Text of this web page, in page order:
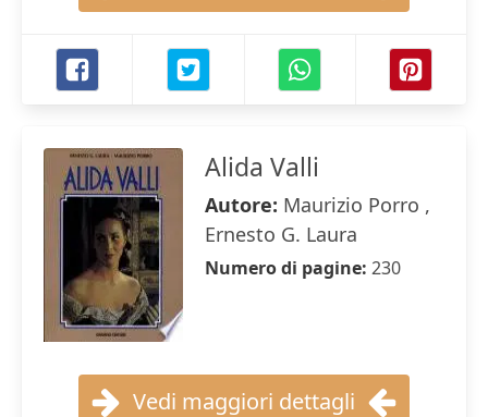
Alida Valli
Autore: Maurizio Porro ,
Ernesto G. Laura
Numero di pagine: 230
Vedi maggiori dettagli